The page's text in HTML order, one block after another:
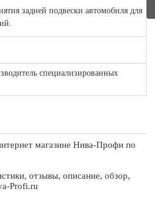
задней подвески автомобиля для
специализированных
магазине Нива-Профи по
отзывы, описание, обзор,
Profi.ru